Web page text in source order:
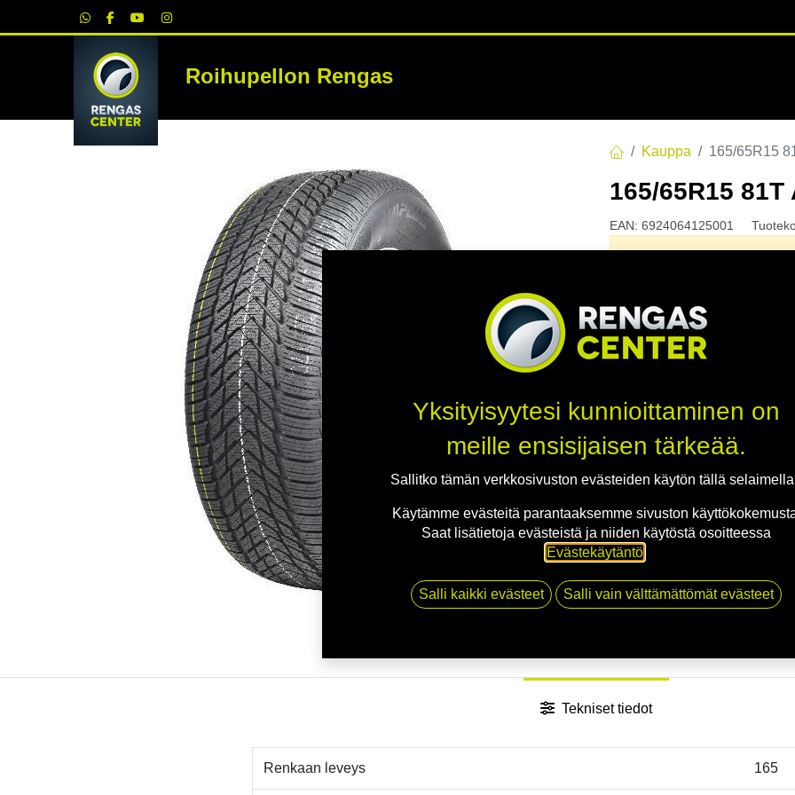
Roihupellon RengasRENKAAT
Kauppa 165/65R15
165/65R15 81T
EAN: 6924064125001
Jaa
Toimitusehdot
Tekniset tiedot
Renkaan leveys 165
Yksityisyytesi kunnioittaminen on
meille ensisijaisen tärkeää.
Sallitko tämän verkkosivuston evästeiden käytön tällä
Käytämme evästeitä parantaaksemme sivuston
Saat lisätietoja evästeistä ja niiden käytöstä osoitteessa
Evästekäytäntö.
Salli kaikki evästeet Salli vain välttämättömät evästeet